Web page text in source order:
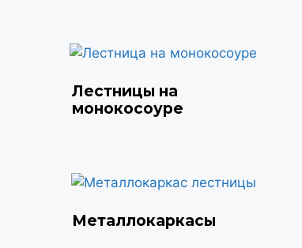
Лестницы на
монокосоуре
Металлокаркасы